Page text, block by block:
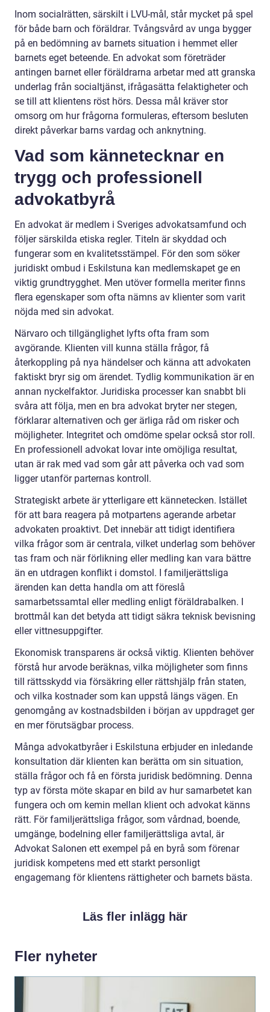
Inom socialrätten, särskilt i LVU-mål, står mycket på spel
för både barn och föräldrar. Tvångsvård av unga bygger
på en bedömning av barnets situation i hemmet eller
barnets eget beteende. En advokat som företräder
antingen barnet eller föräldrarna arbetar med att granska
underlag från socialtjänst, ifrågasätta felaktigheter och
se till att klientens röst hörs. Dessa mål kräver stor
omsorg om hur frågorna formuleras, eftersom besluten
direkt påverkar barns vardag och anknytning.
Vad som kännetecknar en
trygg och professionell
advokatbyrå
En advokat är medlem i Sveriges advokatsamfund och
följer särskilda etiska regler. Titeln är skyddad och
fungerar som en kvalitetsstämpel. För den som söker
juridiskt ombud i Eskilstuna kan medlemskapet ge en
viktig grundtrygghet. Men utöver formella meriter finns
flera egenskaper som ofta nämns av klienter som varit
nöjda med sin advokat.
Närvaro och tillgänglighet lyfts ofta fram som
avgörande. Klienten vill kunna ställa frågor, få
återkoppling på nya händelser och känna att advokaten
faktiskt bryr sig om ärendet. Tydlig kommunikation är en
annan nyckelfaktor. Juridiska processer kan snabbt bli
svåra att följa, men en bra advokat bryter ner stegen,
förklarar alternativen och ger ärliga råd om risker och
möjligheter. Integritet och omdöme spelar också stor roll.
En professionell advokat lovar inte omöjliga resultat,
utan är rak med vad som går att påverka och vad som
ligger utanför parternas kontroll.
Strategiskt arbete är ytterligare ett kännetecken. Istället
för att bara reagera på motpartens agerande arbetar
advokaten proaktivt. Det innebär att tidigt identifiera
vilka frågor som är centrala, vilket underlag som behöver
tas fram och när förlikning eller medling kan vara bättre
än en utdragen konflikt i domstol. I familjerättsliga
ärenden kan detta handla om att föreslå
samarbetssamtal eller medling enligt föräldrabalken. I
brottmål kan det betyda att tidigt säkra teknisk bevisning
eller vittnesuppgifter.
Ekonomisk transparens är också viktig. Klienten behöver
förstå hur arvode beräknas, vilka möjligheter som finns
till rättsskydd via försäkring eller rättshjälp från staten,
och vilka kostnader som kan uppstå längs vägen. En
genomgång av kostnadsbilden i början av uppdraget ger
en mer förutsägbar process.
Många advokatbyråer i Eskilstuna erbjuder en inledande
konsultation där klienten kan berätta om sin situation,
ställa frågor och få en första juridisk bedömning. Denna
typ av första möte skapar en bild av hur samarbetet kan
fungera och om kemin mellan klient och advokat känns
rätt. För familjerättsliga frågor, som vårdnad, boende,
umgänge, bodelning eller familjerättsliga avtal, är
Advokat Salonen ett exempel på en byrå som förenar
juridisk kompetens med ett starkt personligt
engagemang för klientens rättigheter och barnets bästa.
Läs fler inlägg här
Fler nyheter